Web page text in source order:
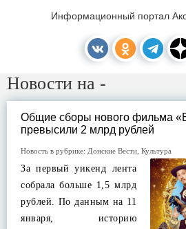
Информационный портал
Новости на -
Общие сборы нового фильма
превысили 2 млрд рублей
Новость в рубрике: Донские Вести Культура
За первый уикенд лента
собрала больше 1,5 млрд
рублей. По данным на 11
января, историю